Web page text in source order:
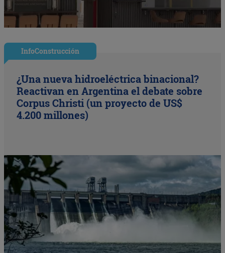
InfoConstrucción
¿Una nueva hidroeléctrica binacional?
Reactivan en Argentina el debate sobre
Corpus Christi (un proyecto de US$
4.200 millones)